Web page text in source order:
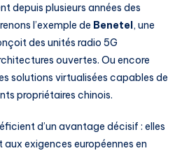
depuis plusieurs années des
l’exemple de Benetel, une
des unités radio 5G
ouvertes. Ou encore
solutions virtualisées capables de
propriétaires chinois.
d’un avantage décisif : elles
exigences européennes en